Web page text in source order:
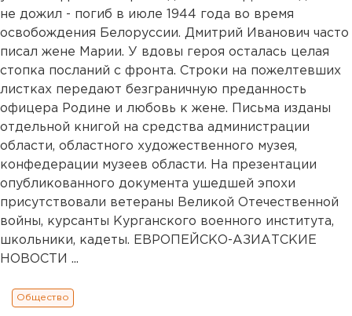
не дожил - погиб в июле 1944 года во время
освобождения Белоруссии. Дмитрий Иванович часто
писал жене Марии. У вдовы героя осталась целая
стопка посланий с фронта. Строки на пожелтевших
листках передают безграничную преданность
офицера Родине и любовь к жене. Письма изданы
отдельной книгой на средства администрации
области, областного художественного музея,
конфедерации музеев области. На презентации
опубликованного документа ушедшей эпохи
присутствовали ветераны Великой Отечественной
войны, курсанты Курганского военного института,
школьники, кадеты. ЕВРОПЕЙСКО-АЗИАТСКИЕ
НОВОСТИ ...
Общество